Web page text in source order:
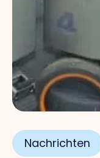
Nachrichten